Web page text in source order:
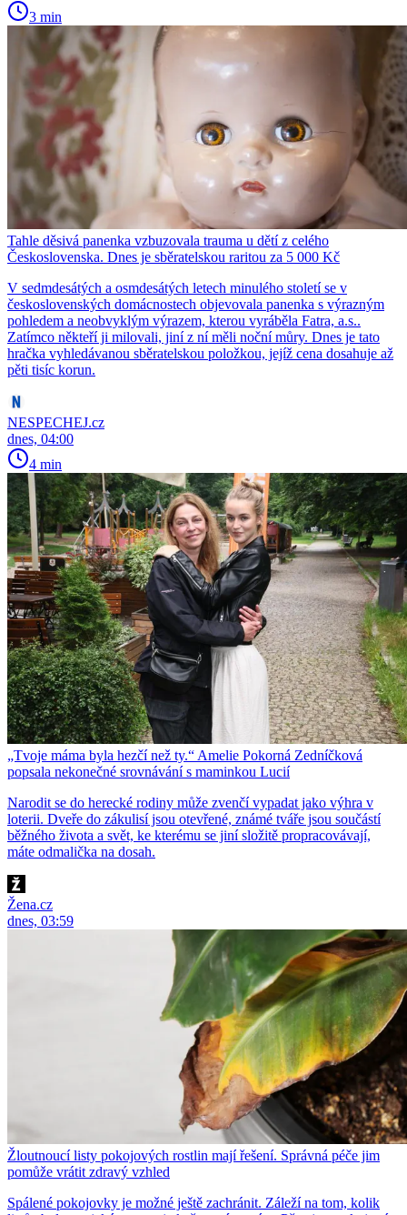
3 min
Tahle děsivá panenka vzbuzovala trauma u dětí z celého
Československa. Dnes je sběratelskou raritou za 5 000 Kč
V sedmdesátých a osmdesátých letech minulého století se v
československých domácnostech objevovala panenka s výrazným
pohledem a neobvyklým výrazem, kterou vyráběla Fatra, a.s..
Zatímco někteří ji milovali, jiní z ní měli noční můry. Dnes je tato
hračka vyhledávanou sběratelskou položkou, jejíž cena dosahuje až
pěti tisíc korun.
NESPECHEJ.cz
dnes, 04:00
4 min
„Tvoje máma byla hezčí než ty.“ Amelie Pokorná Zedníčková
popsala nekonečné srovnávání s maminkou Lucií
Narodit se do herecké rodiny může zvenčí vypadat jako výhra v
loterii. Dveře do zákulisí jsou otevřené, známé tváře jsou součástí
běžného života a svět, ke kterému se jiní složitě propracovávají,
máte odmalička na dosah.
Žena.cz
dnes, 03:59
Žloutnoucí listy pokojových rostlin mají řešení. Správná péče jim
pomůže vrátit zdravý vzhled
Spálené pokojovky je možné ještě zachránit. Záleží na tom, kolik